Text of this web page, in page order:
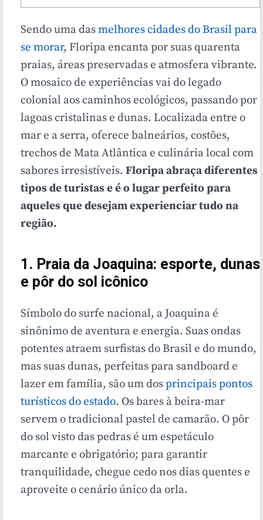
Sendo uma dasmelhores cidades do Brasil para
se morar, Floripa encanta por suas quarenta
praias, áreas preservadas e atmosfera vibrante.
O mosaico de experiências vai do legado
colonial aos caminhos ecológicos, passando por
lagoas cristalinas e dunas. Localizada entre o
mar e a serra, oferece balneários, costões,
trechos de Mata Atlântica e culinária local com
sabores irresistíveis. Floripa abraça diferentes
tipos de turistas e é o lugar perfeito para
aqueles que desejam experienciar tudo na
região.
1. Praia da Joaquina: esporte, dunas
e pôr do sol icônico
Símbolo do surfe nacional, a Joaquina é
sinônimo de aventura e energia. Suas ondas
potentes atraem surfistas do Brasil e do mundo,
mas suas dunas, perfeitas para sandboard e
lazer em família, são um dosprincipais pontos
turísticos do estado. Os bares à beira-mar
servem o tradicional pastel de camarão. O pôr
do sol visto das pedras é um espetáculo
marcante e obrigatório; para garantir
tranquilidade, chegue cedo nos dias quentes e
aproveite o cenário único da orla.